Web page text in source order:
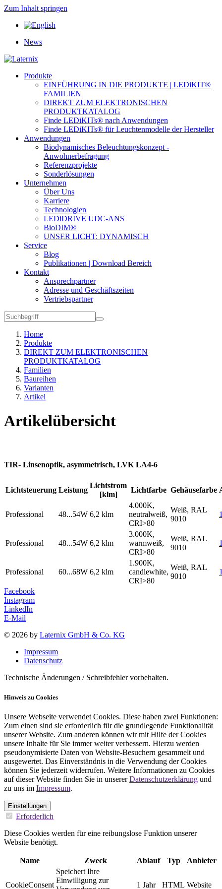
Zum Inhalt springen
News
Produkte
EINFÜHRUNG IN DIE PRODUKTE | LEDiKIT®
FAMILIEN
DIREKT ZUM ELEKTRONISCHEN
PRODUKTKATALOG
Finde LEDiKITs® nach Anwendungen
Finde LEDiKITs® für Leuchtenmodelle der Hersteller
Anwendungen
Biodynamisches Beleuchtungskonzept -
Anwohnerbefragung
Referenzprojekte
Sonderlösungen
Unternehmen
Über Uns
Karriere
Technologien
LEDiDRIVE UDC-ANS
BioDIM®
UNSER LICHT: DYNAMISCH
Service
Blog
Publikationen | Download Bereich
Kontakt
Ansprechpartner
Adresse und Geschäftszeiten
Vertriebspartner
Home
Produkte
DIREKT ZUM ELEKTRONISCHEN
PRODUKTKATALOG
Familien
Baureihen
Varianten
Artikel
Artikelübersicht
TIR- Linsenoptik, asymmetrisch, LVK LA4-6
Lichtsteuerung Leistung
Lichtstrom
[klm]
Lichtfarbe Gehäusefarbe
Professional 48...54W 6,2 klm
4.000K,
neutralweiß,
CRI>80
Weiß, RAL
9010
Professional 48...54W 6,2 klm
3.000K,
warmweiß,
CRI>80
Weiß, RAL
9010
Professional 60...68W 6,2 klm
1.900K,
candlewhite,
CRI>80
Weiß, RAL
9010
Facebook
Instagram
LinkedIn
E-Mail
© 2026 by Laternix GmbH & Co. KG
Impressum
Datenschutz
Technische Änderungen / Schreibfehler vorbehalten.
Hinweis zu Cookies
Unsere Webseite verwendet Cookies. Diese haben zwei Funktionen:
Zum einen sind sie erforderlich für die grundlegende Funktionalität
unserer Website. Zum anderen können wir mit Hilfe der Cookies
unsere Inhalte für Sie immer weiter verbessern. Hierzu werden
pseudonymisierte Daten von Website-Besuchern gesammelt und
ausgewertet. Das Einverständnis in die Verwendung der Cookies
können Sie jederzeit widerrufen. Weitere Informationen zu Cookies
auf dieser Website finden Sie in unsererDatenschutzerklärung und
zu uns im Impressum.
Einstellungen
Erforderlich
Diese Cookies werden für eine reibungslose Funktion unserer
Website benötigt.
Name Zweck Ablauf Typ Anbieter
CookieConsent
Speichert Ihre
Einwilligung zur
1 Jahr HTML Website